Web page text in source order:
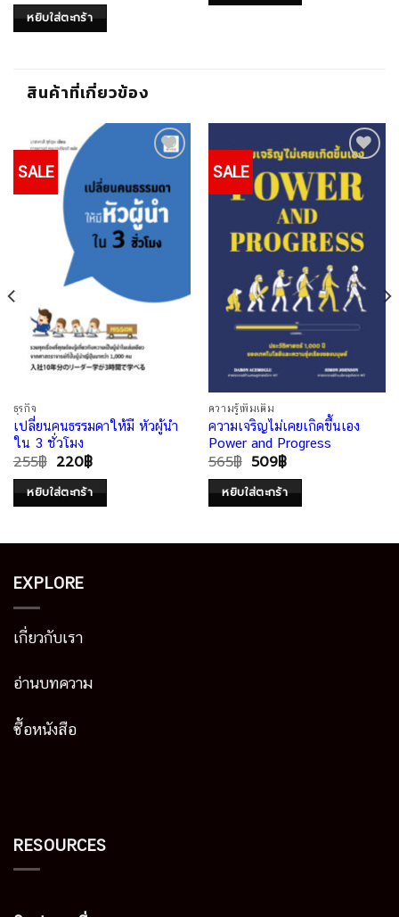
หยิบใส่ตะกร้า
สินค้าที่เกี่ยวข้อง
SALE
Wishlist
ธุรกิจ
เปลี่ยนคนธรรมดาให้มี หัวผู้นำ
ใน 3 ชั่วโมง
255฿ 220฿
หยิบใส่ตะกร้า
SALE
Add to
Wishlist
ความรู้เพิ่มเติม
ความเจริญไม่เคยเกิดขึ้นเอง
Power and Progress
565฿ 509฿
หยิบใส่ตะกร้า
EXPLORE
เกี่ยวกับเรา
อ่านบทความ
ซื้อหนังสือ
RESOURCES